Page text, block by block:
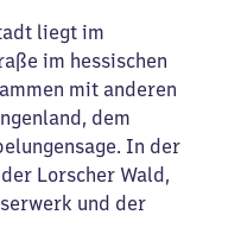
liegt im
im hessischen
mit anderen
dem
In der
Lorscher Wald,
und der